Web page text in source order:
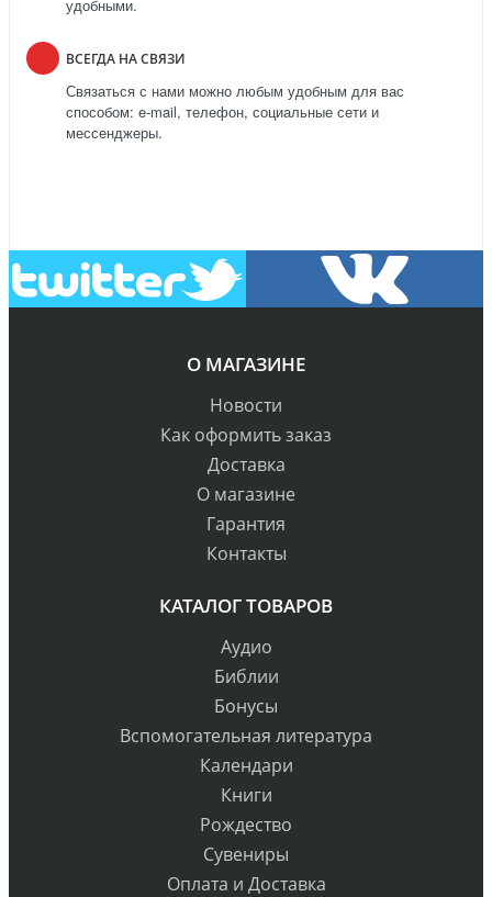
удобными.
ВСЕГДА НА СВЯЗИ
Связаться с нами можно любым удобным для вас
способом: e-mail, телефон, социальные сети и
мессенджеры.
О МАГАЗИНЕ
Новости
Как оформить заказ
Доставка
О магазине
Гарантия
Контакты
КАТАЛОГ ТОВАРОВ
Аудио
Библии
Бонусы
Вспомогательная литература
Календари
Книги
Рождество
Сувениры
Оплата и Доставка